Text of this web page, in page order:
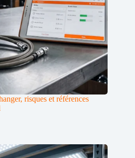
risques et références